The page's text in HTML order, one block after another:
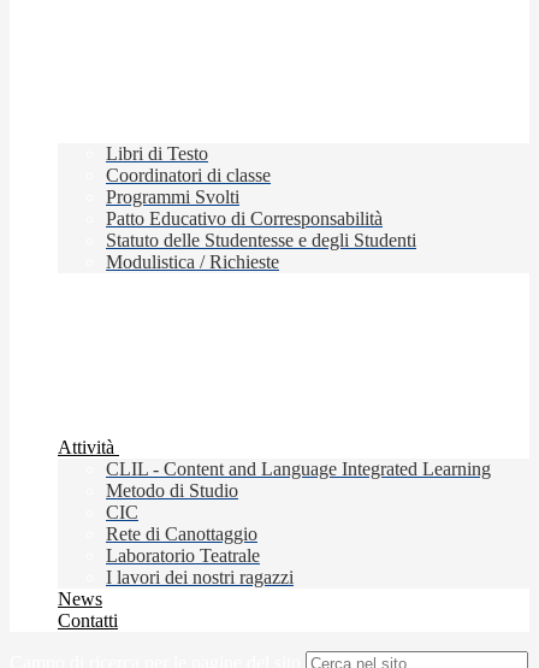
Libri di Testo
Coordinatori di classe
Programmi Svolti
Patto Educativo di Corresponsabilità
Statuto delle Studentesse e degli Studenti
Modulistica / Richieste
Attività
CLIL - Content and Language Integrated Learning
Metodo di Studio
CIC
Rete di Canottaggio
Laboratorio Teatrale
I lavori dei nostri ragazzi
News
Contatti